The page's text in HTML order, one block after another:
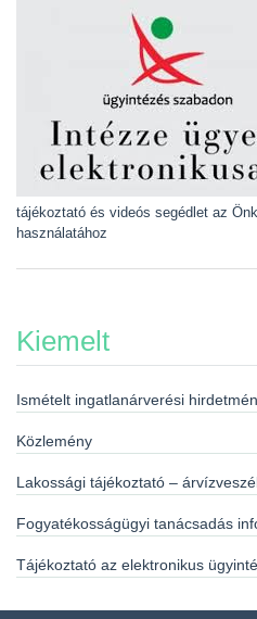
tájékoztató és videós segédlet az
használatához
Kiemelt
Ismételt ingatlanárverési
Közlemény
Lakossági tájékoztató –
Fogyatékosságügyi tanácsadás
Tájékoztató az elektronikus